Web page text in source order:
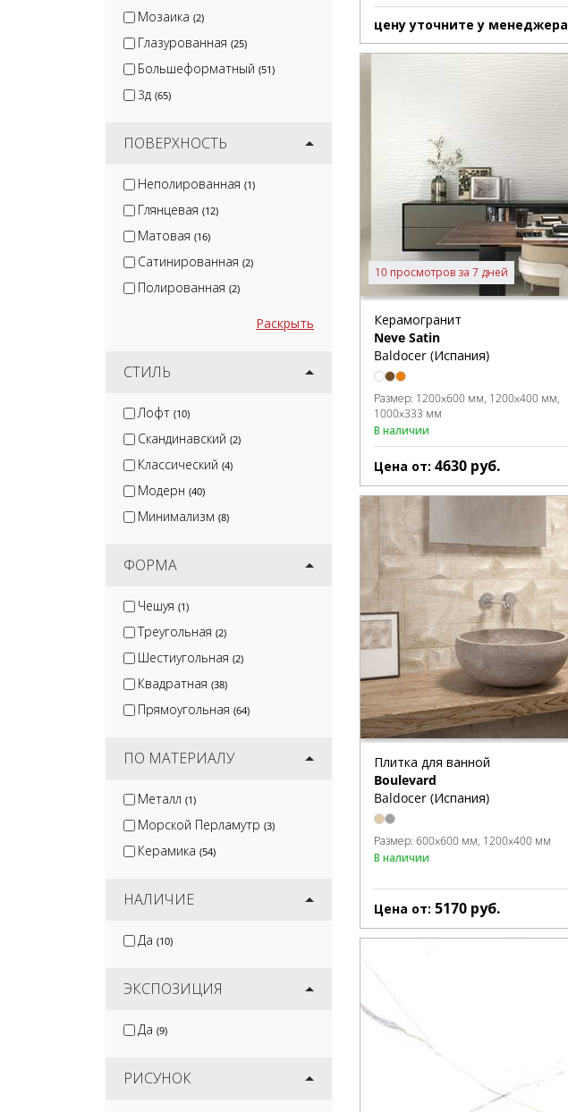
Мозаика (2)
Глазурованная (25)
Большеформатный (51)
3д (65)
ПОВЕРХНОСТЬ
Неполированная (1)
Глянцевая (12)
Матовая (16)
Сатинированная (2)
Полированная (2)
Раскрыть
СТИЛЬ
Лофт (10)
Скандинавский (2)
Классический (4)
Модерн (40)
Минимализм (8)
ФОРМА
Чешуя (1)
Треугольная (2)
Шестиугольная (2)
Квадратная (38)
Прямоугольная (64)
ПО МАТЕРИАЛУ
Металл (1)
Морской Перламутр (3)
Керамика (54)
НАЛИЧИЕ
Да (10)
ЭКСПОЗИЦИЯ
Да (9)
РИСУНОК
цену уточните у менеджера
10 просмотров за 7 дней
Керамогранит
Neve Satin
Baldocer (Испания)
Размер: 1200x600 мм 1200x400 мм
1000x333 мм
В наличии
Цена от: 4630 руб.
Плитка для ванной
Boulevard
Baldocer (Испания)
Размер: 600x600 мм 1200x400 мм
В наличии
Цена от: 5170 руб.